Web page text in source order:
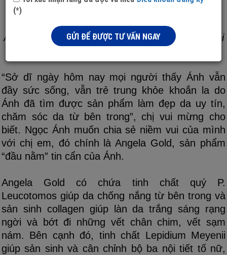
Angela Gold giúp Ngọc Ánh chăm sóc làn da mỗi
“Sở dĩ ngày hôm nay mọi người thấy Ánh vẫn
đầy sức sống, vẫn trẻ trung khỏe khoắn la do
Ánh đã tìm được sản phẩm làm đẹp da uy tín,
chăm sóc da từ bên trong”, chị vui mừng cho
biết. Ngọc Ánh muốn chia sẻ niềm vui của mình
với chị em, đó chính là Angela Gold, sản phẩm
“đầu nằm” tin cẩn của Ánh.
Angela Gold có chứa tinh chất quý P.
Leucotomos giúp da chống nắng từ bên trong và
sản sinh collagen giúp làn da trắng sáng rạng
ngời và bớt đi những vết chân chim, vết sạm
nám. Bên cạnh đó, tinh chất Lepidium Meyenii
giúp sản sinh và cân chỉnh bộ ba nội tiết tố nữ,
(*)
GỬI ĐỂ ĐƯỢC TƯ VẤN NGAY